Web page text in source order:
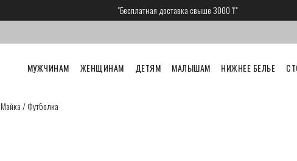
"Бесплатная доставка свыше 3000 ₸"
МУЖЧИНАМ ЖЕНЩИНАМ ДЕТЯМ МАЛЫШАМ НИЖНЕЕ БЕЛЬЕ
Майка / Футболка